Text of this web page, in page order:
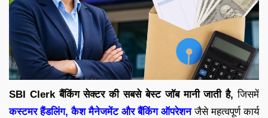
SBI Clerk बैंकिंग सेक्टर की सबसे बेस्ट जॉब मानी जाती है, जिसमें
कस्टमर हैंडलिंग, कैश मैनेजमेंट और बैंकिंग ऑपरेशनजैसे महत्वपूर्ण कार्य